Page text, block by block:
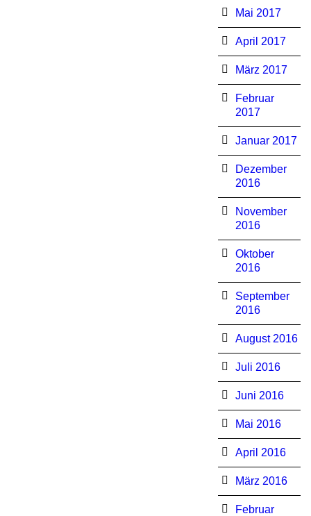
Mai 2017
April 2017
März 2017
Februar
2017
Januar 2017
Dezember
2016
November
2016
Oktober
2016
September
2016
August 2016
Juli 2016
Juni 2016
Mai 2016
April 2016
März 2016
Februar